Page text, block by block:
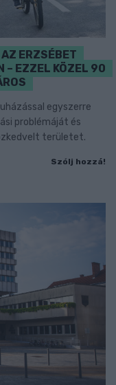
ERZSÉBET
– EZZEL KÖZEL 90
egyszerre
problémáját és
területet.
Szólj hozzá!